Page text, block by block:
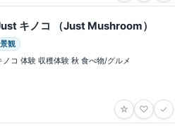
キノコ （Just Mushroom）
景観
ノコ 体験 収穫体験 秋 食べ物/グルメ
☆ ♡ ✓